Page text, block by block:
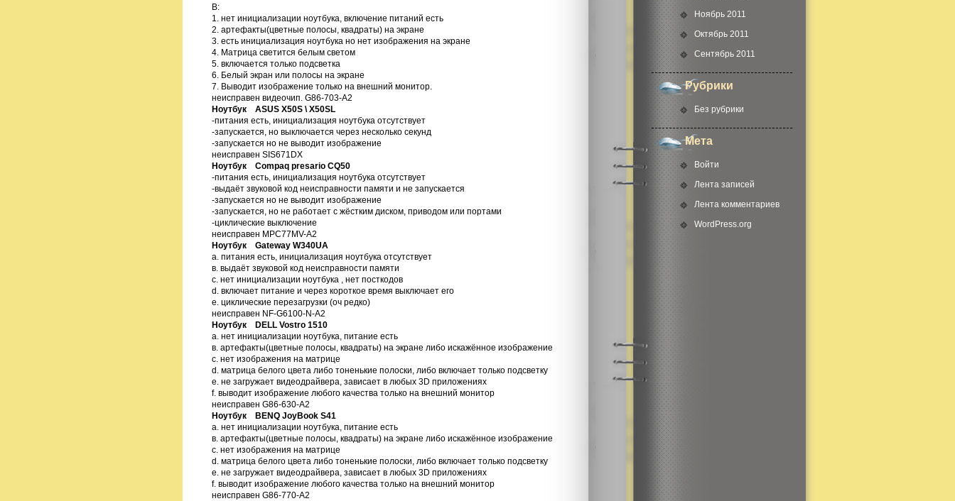
Ноябрь 2011
Октябрь 2011
Сентябрь 2011
Рубрики
Без рубрики
Мета
Войти
Лента записей
Лента комментариев
WordPress.org
В:
1. нет инициализации ноутбука, включение питаний есть
2. артефакты(цветные полосы, квадраты) на экране
3. есть инициализация ноутбука но нет изображения на экране
4. Матрица светится белым светом
5. включается только подсветка
6. Белый экран или полосы на экране
7. Выводит изображение только на внешний монитор.
неисправен видеочип. G86-703-A2
Ноутбук ASUS X50S \ X50SL
-питания есть, инициализация ноутбука отсутствует
-запускается, но выключается через несколько секунд
-запускается но не выводит изображение
неисправен SIS671DX
Ноутбук Compaq presario CQ50
-питания есть, инициализация ноутбука отсутствует
-выдаёт звуковой код неисправности памяти и не запускается
-запускается но не выводит изображение
-запускается, но не работает с жёстким диском, приводом или портами
-циклические выключение
неисправен MPC77MV-A2
Ноутбук Gateway W340UA
а. питания есть, инициализация ноутбука отсутствует
в. выдаёт звуковой код неисправности памяти
с. нет инициализации ноутбука , нет посткодов
d. включает питание и через короткое время выключает его
е. циклические перезагрузки (оч редко)
неисправен NF-G6100-N-A2
Ноутбук DELL Vostro 1510
а. нет инициализации ноутбука, питание есть
в. артефакты(цветные полосы, квадраты) на экране либо искажённое изображение
с. нет изображения на матрице
d. матрица белого цвета либо тоненькие полоски, либо включает только подсветку
e. не загружает видеодрайвера, зависает в любых 3D приложениях
f. выводит изображение любого качества только на внешний монитор
неисправен G86-630-A2
Ноутбук BENQ JoyBook S41
а. нет инициализации ноутбука, питание есть
в. артефакты(цветные полосы, квадраты) на экране либо искажённое изображение
с. нет изображения на матрице
d. матрица белого цвета либо тоненькие полоски, либо включает только подсветку
e. не загружает видеодрайвера, зависает в любых 3D приложениях
f. выводит изображение любого качества только на внешний монитор
неисправен G86-770-A2